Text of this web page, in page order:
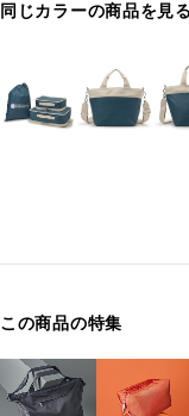
同じカラーの商品を見る
この商品の特集